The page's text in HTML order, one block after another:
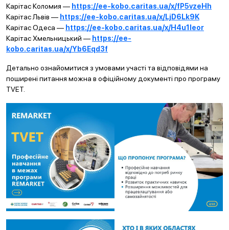
Карітас Коломия — https://ee-kobo.caritas.ua/x/fP5vzeHh
Карітас Львів — https://ee-kobo.caritas.ua/x/LjD6Lk9K
Карітас Одеса — https://ee-kobo.caritas.ua/x/H4u1Ieor
Карітас Хмельницький — https://ee-
kobo.caritas.ua/x/Yb6Eqd3f
Детально ознайомитися з умовами участі та відповідями на
поширені питання можна в офіційному документі про програму
TVET.